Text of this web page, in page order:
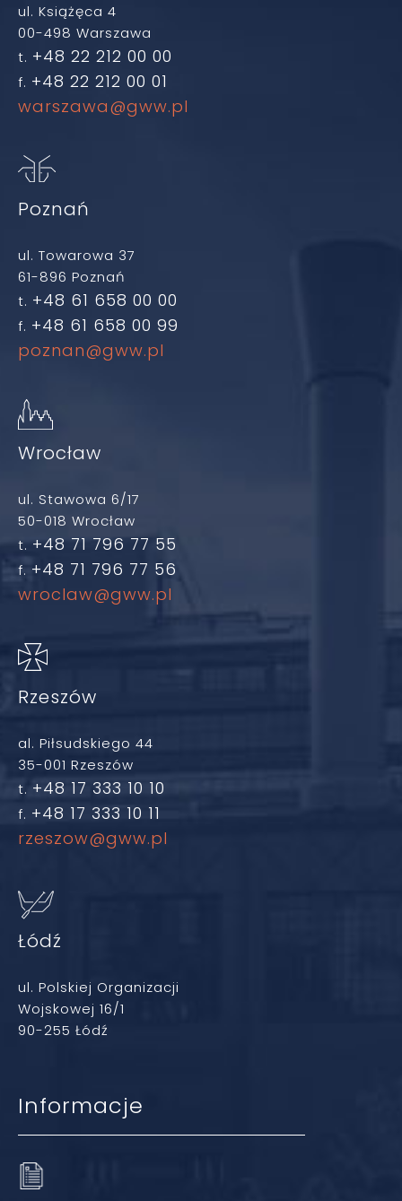
ul. Książęca 4
00-498 Warszawa
t. +48 22 212 00 00
f. +48 22 212 00 01
warszawa@gww.pl
Poznań
ul. Towarowa 37
61-896 Poznań
t. +48 61 658 00 00
f. +48 61 658 00 99
poznan@gww.pl
Wrocław
ul. Stawowa 6/17
50-018 Wrocław
t. +48 71 796 77 55
f. +48 71 796 77 56
wroclaw@gww.pl
Rzeszów
al. Piłsudskiego 44
35-001 Rzeszów
t. +48 17 333 10 10
f. +48 17 333 10 11
rzeszow@gww.pl
Łódź
ul. Polskiej Organizacji
Wojskowej 16/1
90-255 Łódź
Informacje